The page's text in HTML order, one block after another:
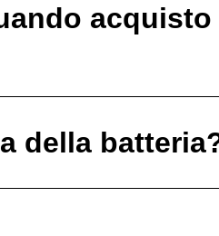
acquisto
della